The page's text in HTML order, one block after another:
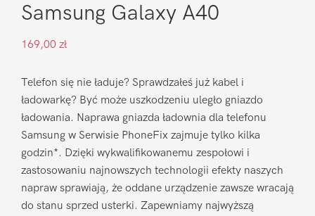
Samsung Galaxy A40
169,00 zł
Telefon się nie ładuje? Sprawdzałeś już kabel i
ładowarkę? Być może uszkodzeniu uległo gniazdo
ładowania. Naprawa gniazda ładownia dla telefonu
Samsung w Serwisie PhoneFix zajmuje tylko kilka
godzin*. Dzięki wykwalifikowanemu zespołowi i
zastosowaniu najnowszych technologii efekty naszych
napraw sprawiają, że oddane urządzenie zawsze wracają
do stanu sprzed usterki. Zapewniamy najwyższą